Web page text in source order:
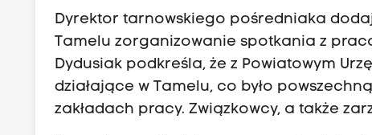
Dyrektor tarnowskiego pośredniaka
Tamelu zorganizowanie spotkania z
Dydusiak podkreśla, że z Powiatowym
działające w Tamelu, co było
zakładach pracy. Związkowcy, a także